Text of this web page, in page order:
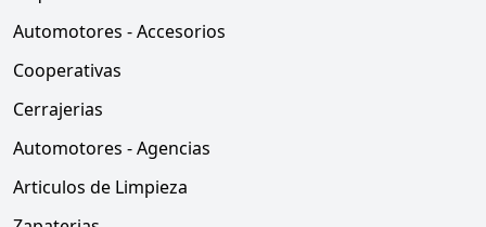
Automotores - Accesorios
Cooperativas
Cerrajerias
Automotores - Agencias
Articulos de Limpieza